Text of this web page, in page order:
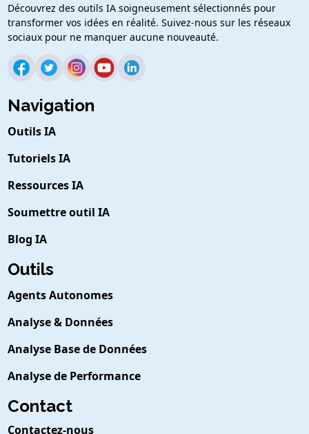
Découvrez des outils IA soigneusement sélectionnés pour
transformer vos idées en réalité. Suivez-nous sur les réseaux
sociaux pour ne manquer aucune nouveauté.
Navigation
Outils IA
Tutoriels IA
Ressources IA
Soumettre outil IA
Blog IA
Outils
Agents Autonomes
Analyse & Données
Analyse Base de Données
Analyse de Performance
Contact
Contactez-nous